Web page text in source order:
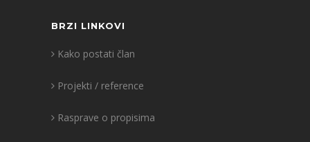
BRZI LINKOVI
Kako postati član
Projekti / reference
Rasprave o propisima